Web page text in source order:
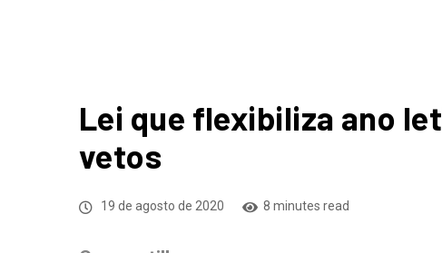
Lei que flexibiliza ano
vetos
19 de agosto de 2020 8 minutes read